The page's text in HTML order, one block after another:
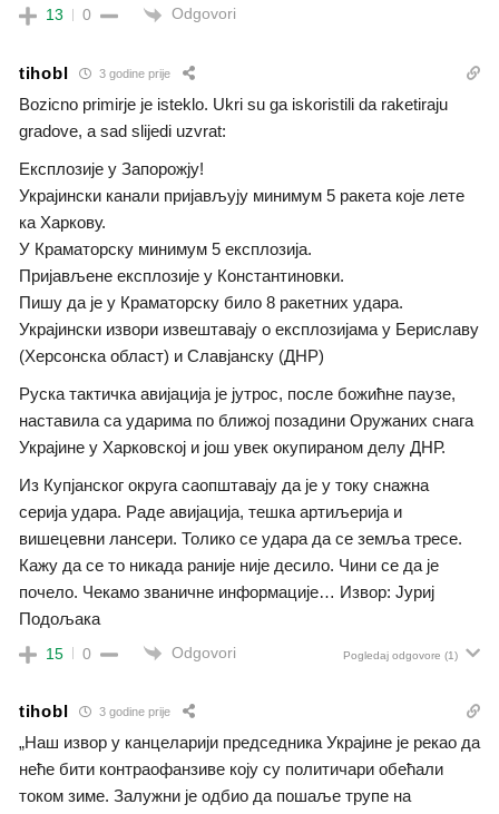
13 0 Odgovori
tihobl 3 godine prije
Bozicno primirje je isteklo. Ukri su ga iskoristili da raketiraju
gradove, a sad slijedi uzvrat:
Експлозије у Запорожју!
Украјински канали пријављују минимум 5 ракета које лете
ка Харкову.
У Краматорску минимум 5 експлозија.
Пријављене експлозије у Константиновки.
Пишу да је у Краматорску било 8 ракетних удара.
Украјински извори извештавају о експлозијама у Бериславу
(Херсонска област) и Славјанску (ДНР)
Руска тактичка авијација је јутрос, после божићне паузе,
наставила са ударима по ближој позадини Оружаних снага
Украјине у Харковској и још увек окупираном делу ДНР.
Из Купјанског округа саопштавају да је у току снажна
серија удара. Раде авијација, тешка артиљерија и
вишецевни лансери. Толико се удара да се земља тресе.
Кажу да се то никада раније није десило. Чини се да је
почело. Чекамо званичне информације… Извор: Јуриј
Подољака
15 0 Odgovori Pogledaj odgovore (1)
tihobl 3 godine prije
„Наш извор у канцеларији председника Украјине је рекао да
неће бити контраофанзиве коју су политичари обећали
током зиме. Залужни је одбио да пошаље трупе на